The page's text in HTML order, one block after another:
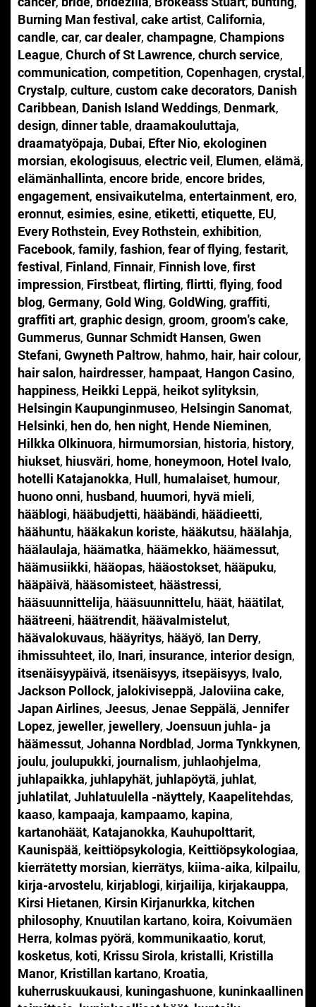
Burning Man festival, cake artist, California,
candle, car, car dealer, champagne, Champions
League, Church of St Lawrence, church service,
communication, competition, Copenhagen, crystal,
Crystalp, culture, custom cake decorators, Danish
Caribbean, Danish Island Weddings, Denmark,
design, dinner table, draamakouluttaja,
draamatyöpaja, Dubai, Efter Nio, ekologinen
morsian, ekologisuus, electric veil, Elumen, elämä,
elämänhallinta, encore bride, encore brides,
engagement, ensivaikutelma, entertainment, ero,
eronnut, esimies, esine, etiketti, etiquette, EU,
Every Rothstein, Evey Rothstein, exhibition,
Facebook, family, fashion, fear of flying, festarit,
festival, Finland, Finnair, Finnish love, first
impression, Firstbeat, flirting, flirtti, flying, food
blog, Germany, Gold Wing, GoldWing, graffiti,
graffiti art, graphic design, groom, groom's cake,
Gummerus, Gunnar Schmidt Hansen, Gwen
Stefani, Gwyneth Paltrow, hahmo, hair, hair colour,
hair salon, hairdresser, hampaat, Hangon Casino,
happiness, Heikki Leppä, heikot sylityksin,
Helsingin Kaupunginmuseo, Helsingin Sanomat,
Helsinki, hen do, hen night, Hende Nieminen,
Hilkka Olkinuora, hirmumorsian, historia, history,
hiukset, hiusväri, home, honeymoon, Hotel Ivalo,
hotelli Katajanokka, Hull, humalaiset, humour,
huono onni, husband, huumori, hyvä mieli,
hääblogi, hääbudjetti, hääbändi, häädieetti,
häähuntu, hääkakun koriste, hääkutsu, häälahja,
häälaulaja, häämatka, häämekko, häämessut,
häämusiikki, hääopas, hääostokset, hääpuku,
hääpäivä, hääsomisteet, häästressi,
hääsuunnittelija, hääsuunnittelu, häät, häätilat,
häätreeni, häätrendit, häävalmistelut,
häävalokuvaus, hääyritys, hääyö, Ian Derry,
ihmissuhteet, ilo, Inari, insurance, interior design,
itsenäisyypäivä, itsenäisyys, itsepäisyys, Ivalo,
Jackson Pollock, jalokiviseppä, Jaloviina cake,
Japan Airlines, Jeesus, Jenae Seppälä, Jennifer
Lopez, jeweller, jewellery, Joensuun juhla- ja
häämessut, Johanna Nordblad, Jorma Tynkkynen,
joulu, joulupukki, journalism, juhlaohjelma,
juhlapaikka, juhlapyhät, juhlapöytä, juhlat,
juhlatilat, Juhlatuulella -näyttely, Kaapelitehdas,
kaaso, kampaaja, kampaamo, kapina,
kartanohäät, Katajanokka, Kauhupolttarit,
Kaunispää, keittiöpsykologia, Keittiöpsykologiaa,
kierrätetty morsian, kierrätys, kiima-aika, kilpailu,
kirja-arvostelu, kirjablogi, kirjailija, kirjakauppa,
Kirsi Hietanen, Kirsin Kirjanurkka, kitchen
philosophy, Knuutilan kartano, koira, Koivumäen
Herra, kolmas pyörä, kommunikaatio, korut,
kosketus, koti, Krissu Sirola, kristalli, Kristilla
Manor, Kristillan kartano, Kroatia,
kuherruskuukausi, kuningashuone, kuninkaallinen